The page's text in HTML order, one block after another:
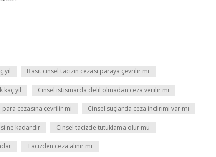
yıl Basit cinsel tacizin cezası paraya çevrilir mi
yıl Cinsel istismarda delil olmadan ceza verilir mi
cezasına çevrilir mi Cinsel suçlarda ceza indirimi var mı
ne kadardır Cinsel tacizde tutuklama olur mu
Tacizden ceza alinir mi